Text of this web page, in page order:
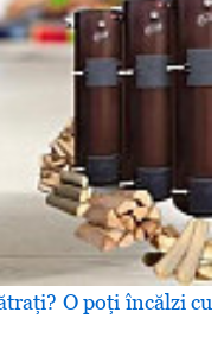
O poţi încălzi cu